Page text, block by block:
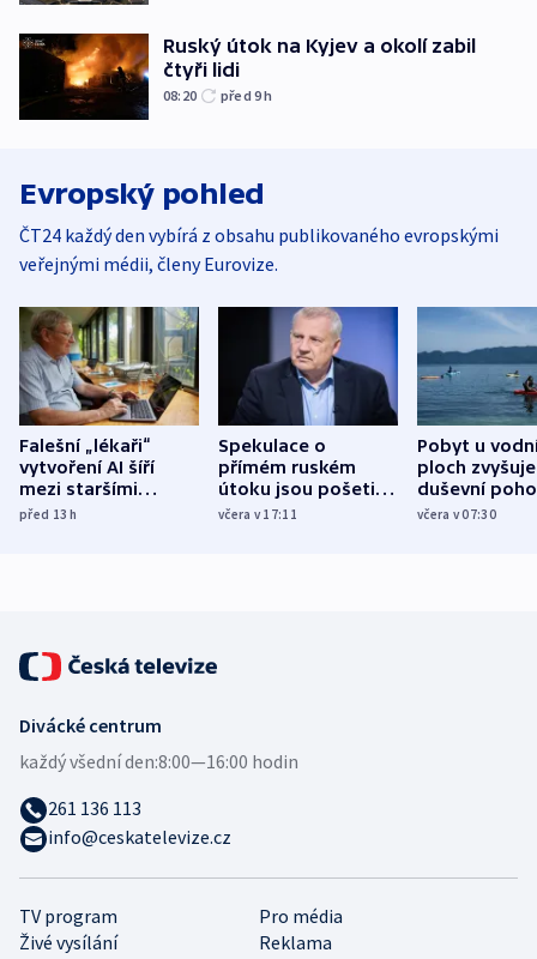
Ruský útok na Kyjev a okolí zabil
čtyři lidi
08:20 před 9h
Evropský pohled
ČT24 každý den vybírá z obsahu publikovaného evropskými
veřejnými médii, členy Eurovize.
Falešní „lékaři“
vytvoření AI šíří
mezi staršími
Poláky nebezpečné
před 13h
Spekulace o
přímém ruském
útoku jsou pošetilé,
míní estonský
včera v 17:11
Pobyt u
ploch zvyšuje
duševní
ukázala
včera v 07:30
TV program
Pro média
Živé vysílání
Reklama
Divácké centrum
každý všední den:8:00—16:00 hodin
261 136 113
info@ceskatelevize.cz